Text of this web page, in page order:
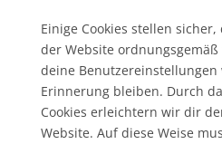
Einige Cookies stellen
der Website
deine
Erinnerung bleiben. Durch
Cookies erleichtern wir dir
Website. Auf diese Weise